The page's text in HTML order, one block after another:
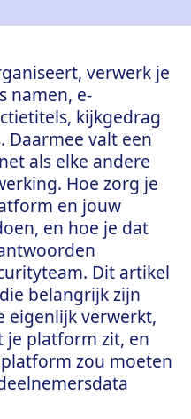
verwerk je
namen, e-
kijkgedrag
Daarmee valt een
als elke andere
Hoe zorg je
en jouw
en hoe je dat
Dit artikel
belangrijk zijn
eigenlijk verwerkt,
je platform zit, en
zou moeten